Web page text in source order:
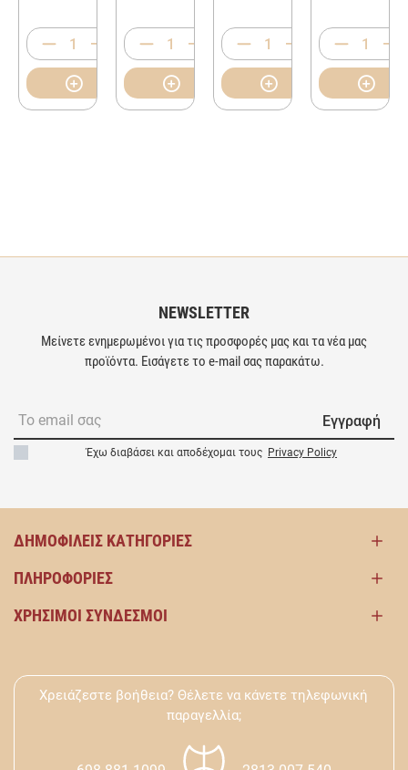
NEWSLETTER
Μείνετε ενημερωμένοι για τις προσφορές μας και τα νέα μας
προϊόντα. Εισάγετε το e-mail σας παρακάτω.
Εγγραφή
Έχω διαβάσει και αποδέχομαι τους Privacy Policy
ΔΗΜΟΦΙΛΕΊΣ ΚΑΤΗΓΟΡΊΕΣ
ΠΛΗΡΟΦΟΡΊΕΣ
ΧΡΉΣΙΜΟΙ ΣΎΝΔΕΣΜΟΙ
Χρειάζεστε βοήθεια? Θέλετε να κάνετε τηλεφωνική
παραγελλία;